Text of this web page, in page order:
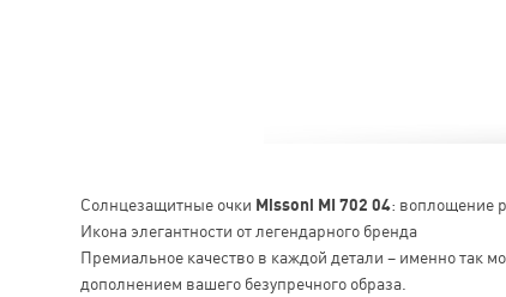
Солнцезащитные очки Missoni MI 702 04: воплощение
Икона элегантности от легендарного бренда
Премиальное качество в каждой детали – именно так
дополнением вашего безупречного образа.